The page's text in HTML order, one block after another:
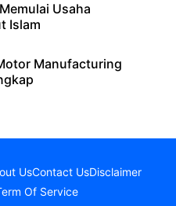
Usaha
Islam
Manufacturing
UsContact UsDisclaimer
Of Service